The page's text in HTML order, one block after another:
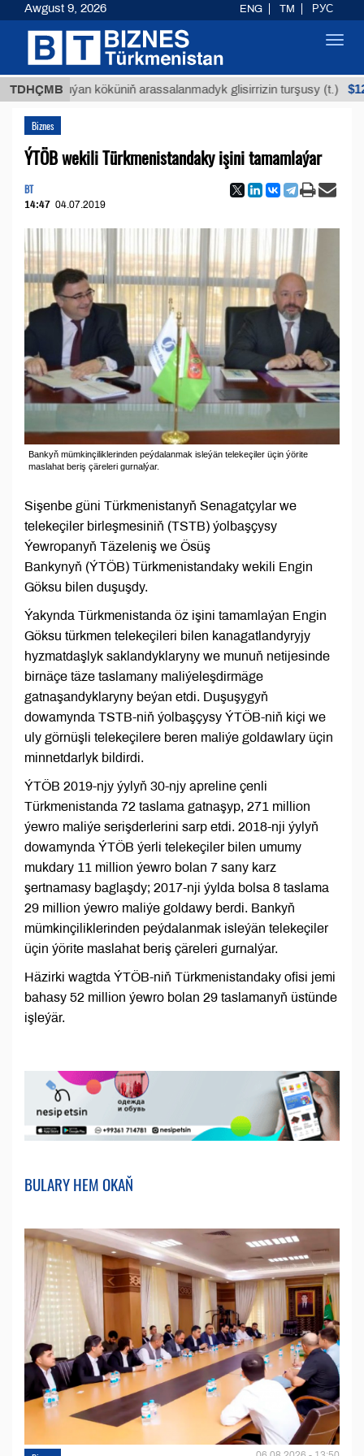
TDHÇMB
Buýan köküniň arassalanmadyk glisirrizin turşusy (t.) $12935,18
Biznes
ÝTÖB wekili Türkmenistandaky işini tamamlaýar
BT
14:47 04.07.2019
Bankyň mümkinçiliklerinden peýdalanmak isleýän telekeçiler üçin ýörite
maslahat beriş çäreleri gurnalýar.
Sişenbe güni Türkmenistanyň Senagatçylar we
telekeçiler birleşmesiniň (TSTB) ýolbaşçysy
Ýewropanyň Täzeleniş we Ösüş
Bankynyň (ÝTÖB) Türkmenistandaky wekili Engin
Göksu bilen duşuşdy.
Ýakynda Türkmenistanda öz işini tamamlaýan Engin
Göksu türkmen telekeçileri bilen kanagatlandyryjy
hyzmatdaşlyk saklandyklaryny we munuň netijesinde
birnäçe täze taslamany maliýeleşdirmäge
gatnaşandyklaryny beýan etdi. Duşuşygyň
dowamynda TSTB-niň ýolbaşçysy ÝTÖB-niň kiçi we
uly görnüşli telekeçilere beren maliýe goldawlary üçin
minnetdarlyk bildirdi.
ÝTÖB 2019-njy ýylyň 30-njy apreline çenli
Türkmenistanda 72 taslama gatnaşyp, 271 million
ýewro maliýe serişderlerini sarp etdi. 2018-nji ýylyň
dowamynda ÝTÖB ýerli telekeçiler bilen umumy
mukdary 11 million ýewro bolan 7 sany karz
şertnamasy baglaşdy; 2017-nji ýylda bolsa 8 taslama
29 million ýewro maliýe goldawy berdi. Bankyň
mümkinçiliklerinden peýdalanmak isleýän telekeçiler
üçin ýörite maslahat beriş çäreleri gurnalýar.
Häzirki wagtda ÝTÖB-niň Türkmenistandaky ofisi jemi
bahasy 52 million ýewro bolan 29 taslamanyň üstünde
işleýär.
BULARY HEM OKAŇ
Awgust 9, 2026 ENG TM РУС